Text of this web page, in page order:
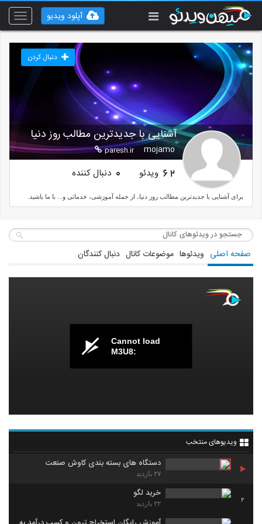
Toggle
آپلود ویدیو
آشنایی با جدیدترین مطالب روز دنیا
mojamo
paresh.ir
دنبال کردن
62 ویدئو 0 دنبال کننده
برای آشنایی با جدیدترین مطالب روز دنیا، از جمله آموزشی، خدماتی و... با ما باشید.
صفحه اصلی ویدئوها موضوعات کانال دنبال کنندگان
Cannot load
M3U8:
ویدیوهای منتخب
دستگاه های بسته بندی کاوش صنعت
۲۷ بازدید
2
خرید لگو
۲۲ بازدید